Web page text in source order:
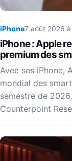
iPhone7 août 2026
iPhone : Apple
premium des
Avec ses iPhone,
mondial des
semestre de
Counterpoint